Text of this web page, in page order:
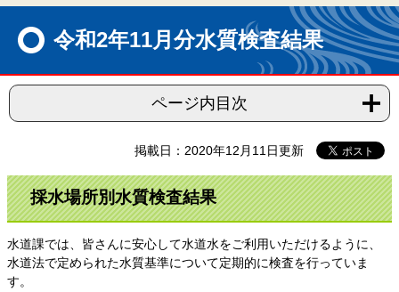
令和2年11月分水質検査結果
ページ内目次
掲載日：2020年12月11日更新
採水場所別水質検査結果
水道課では、皆さんに安心して水道水をご利用いただけるように、
水道法で定められた水質基準について定期的に検査を行っていま
す。